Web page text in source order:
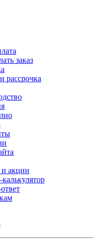
заказ
рассрочка
акции